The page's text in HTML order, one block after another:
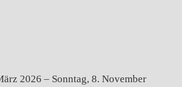
2026 – Sonntag, 8. November